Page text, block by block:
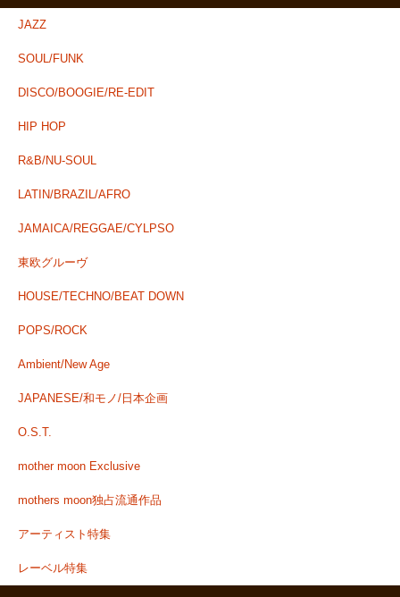
JAZZ
SOUL/FUNK
DISCO/BOOGIE/RE-EDIT
HIP HOP
R&B/NU-SOUL
LATIN/BRAZIL/AFRO
JAMAICA/REGGAE/CYLPSO
東欧グルーヴ
HOUSE/TECHNO/BEAT DOWN
POPS/ROCK
Ambient/New Age
JAPANESE/和モノ/日本企画
O.S.T.
mother moon Exclusive
mothers moon独占流通作品
アーティスト特集
レーベル特集